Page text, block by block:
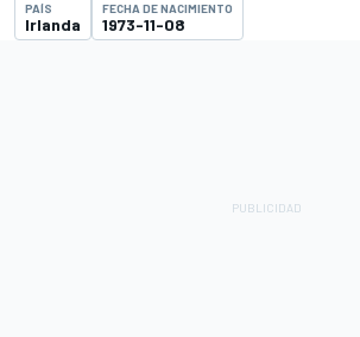
PAÍS
Irlanda
FECHA DE NACIMIENTO
1973-11-08